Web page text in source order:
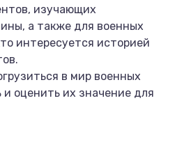
изучающих
а также для военных
интересуется историей
в мир военных
оценить их значение для